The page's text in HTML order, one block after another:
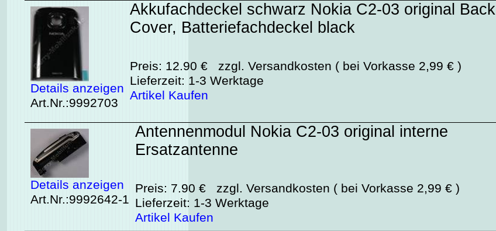
Details anzeigen
Art.Nr.:9992703
Akkufachdeckel schwarz Nokia C2-03 original Back
Cover, Batteriefachdeckel black
Preis: 12.90 € zzgl. Versandkosten ( bei Vorkasse 2,99 € )
Lieferzeit: 1-3 Werktage
Artikel Kaufen
Details anzeigen
Art.Nr.:9992642-1
Antennenmodul Nokia C2-03 original interne
Ersatzantenne
Preis: 7.90 € zzgl. Versandkosten ( bei Vorkasse 2,99 € )
Lieferzeit: 1-3 Werktage
Artikel Kaufen